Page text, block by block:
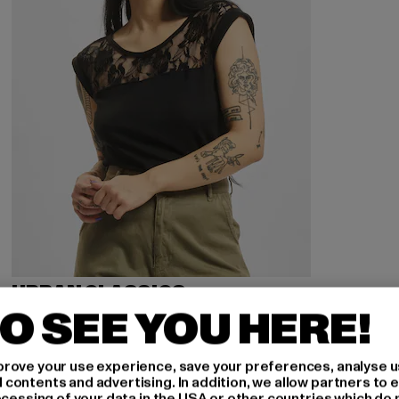
URBAN CLASSICS
Ladies Top Laces
15,99 EUR
Derzeitiger Preis: 15,99 EUR
24,99 EUR Aktionspreis: 24,99 EUR
SEE YOU HERE!
your use experience, save your preferences, analyse
and advertising. In addition, we allow partners to